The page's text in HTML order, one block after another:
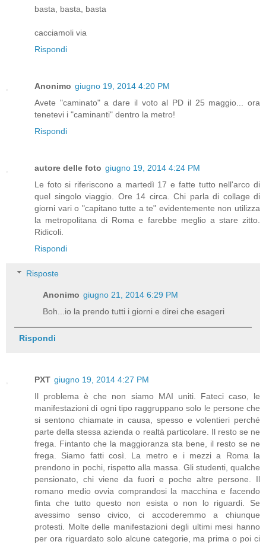
basta, basta, basta
cacciamoli via
Rispondi
Anonimo giugno 19, 2014 4:20 PM
Avete "caminato" a dare il voto al PD il 25 maggio... ora
tenetevi i "caminanti" dentro la metro!
Rispondi
autore delle foto giugno 19, 2014 4:24 PM
Le foto si riferiscono a martedì 17 e fatte tutto nell'arco di
quel singolo viaggio. Ore 14 circa. Chi parla di collage di
giorni vari o "capitano tutte a te" evidentemente non utilizza
la metropolitana di Roma e farebbe meglio a stare zitto.
Ridicoli.
Rispondi
Risposte
Anonimo giugno 21, 2014 6:29 PM
Boh...io la prendo tutti i giorni e direi che esageri
Rispondi
PXT giugno 19, 2014 4:27 PM
Il problema è che non siamo MAI uniti. Fateci caso, le
manifestazioni di ogni tipo raggruppano solo le persone che
si sentono chiamate in causa, spesso e volentieri perché
parte della stessa azienda o realtà particolare. Il resto se ne
frega. Fintanto che la maggioranza sta bene, il resto se ne
frega. Siamo fatti così. La metro e i mezzi a Roma la
prendono in pochi, rispetto alla massa. Gli studenti, qualche
pensionato, chi viene da fuori e poche altre persone. Il
romano medio ovvia comprandosi la macchina e facendo
finta che tutto questo non esista o non lo riguardi. Se
avessimo senso civico, ci accoderemmo a chiunque
protesti. Molte delle manifestazioni degli ultimi mesi hanno
per ora riguardato solo alcune categorie, ma prima o poi ci